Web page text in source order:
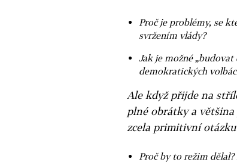
Proč je problémy, se
svržením vlády?
Jak je možné
demokratických
Ale když přijde na
plné obrátky a
zcela primitivní
Proč by to režim